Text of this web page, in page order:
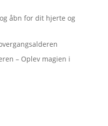
åbn for dit hjerte og
– Oplev magien i